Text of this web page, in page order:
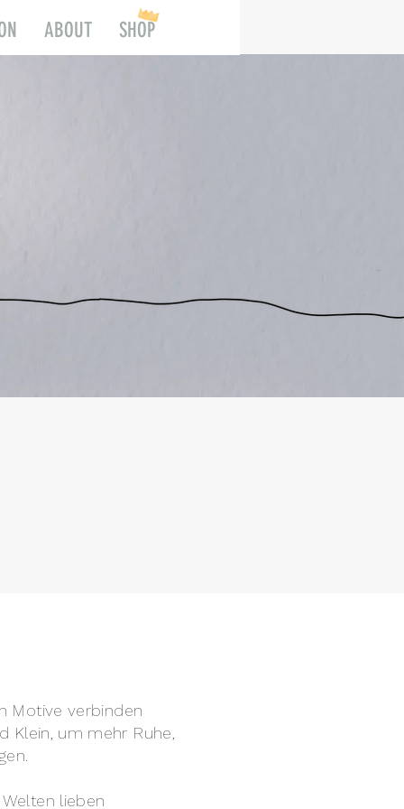
ABOUT SHOP
Motive verbinden
Klein, um mehr Ruhe,
lieben